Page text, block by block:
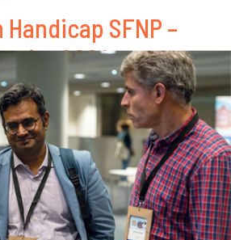
SFNP –
2024
à cette page privée. Nom
de courriel Mot de passe Se
de passe oublié